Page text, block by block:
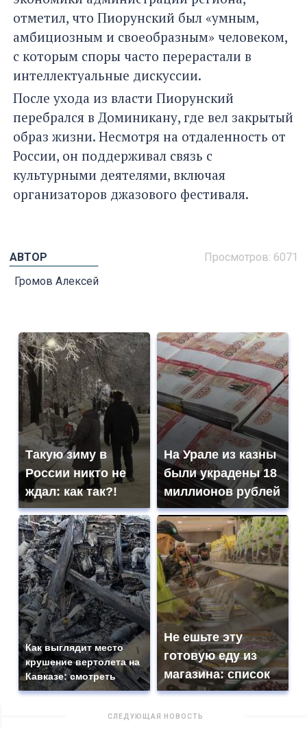
отметил, что Пиорунский был «умным,
амбициозным и своеобразным» человеком,
с которым споры часто перерастали в
интеллектуальные дискуссии.
После ухода из власти Пиорунский
перебрался в Доминикану, где вел закрытый
образ жизни. Несмотря на отдаленность от
России, он поддерживал связь с
культурными деятелями, включая
организаторов джазового фестиваля.
Просмотров: 6071
АВТОР
Громов Алексей
Такую зиму в
России никто не
ждал: как так?!
На Урале из казны
были украдены 18
миллионов рублей
Как выглядит место
крушение вертолета на
Кавказе: смотреть
Не ешьте эту
готовую еду из
магазина: список